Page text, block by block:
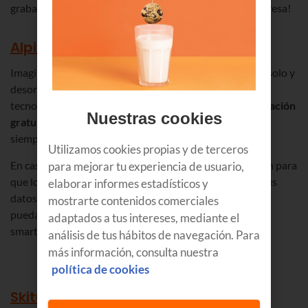
grabación de tus bajadas con tu GoPro. ¡Atento, te interesa!
Alpify – Seguridad para montañeros
Imagina que estás perdido a 2.500 metros , -10 grados, solo y
desorientado…una situación dramática en la que la
tecnología puede ser tu mejor aliada. Alpify es una
aplicación
gratuita que permite a los usuarios estar localizables
siempre que quieran.
En caso de emergencia solo tendrás que pulsar un botón para
que los
servicios de emergenciaconectados
reciban tus
datos personales relevantes, itinerario y localización, y
puedan ir en tu búsqueda. ¡Alpify no puede faltar en tu
smartphone!
Skitude– Mide tu rendimiento
Nuestras cookies
Utilizamos cookies propias y de terceros
para mejorar tu experiencia de usuario,
elaborar informes estadísticos y
mostrarte contenidos comerciales
adaptados a tus intereses, mediante el
análisis de tus hábitos de navegación. Para
más información, consulta nuestra
política de cookies